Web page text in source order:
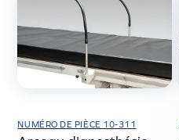
NUMÉRO DE PIÈCE 10-311